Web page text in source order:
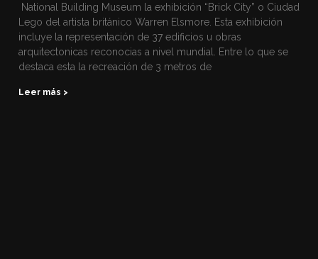
National Building Museum la exhibición “Brick City” o Ciudad
Lego del artista británico Warren Elsmore. Esta exhibición
incluye la representación de 37 edificios u obras
arquitectonicas reconocias a nivel mundial. Entre lo que se
destaca esta la recreación de 3 metros de
Leer más >